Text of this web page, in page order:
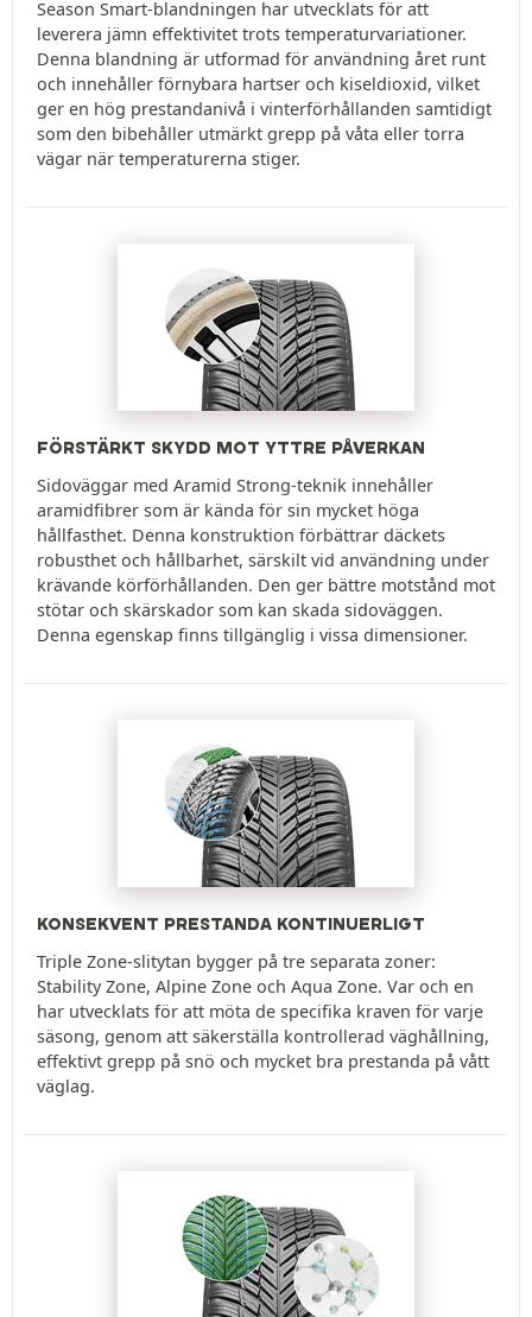
Season Smart-blandningen har utvecklats för att
leverera jämn effektivitet trots temperaturvariationer.
Denna blandning är utformad för användning året runt
och innehåller förnybara hartser och kiseldioxid, vilket
ger en hög prestandanivå i vinterförhållanden samtidigt
som den bibehåller utmärkt grepp på våta eller torra
vägar när temperaturerna stiger.
FÖRSTÄRKT SKYDD MOT YTTRE PÅVERKAN
Sidoväggar med Aramid Strong-teknik innehåller
aramidfibrer som är kända för sin mycket höga
hållfasthet. Denna konstruktion förbättrar däckets
robusthet och hållbarhet, särskilt vid användning under
krävande körförhållanden. Den ger bättre motstånd mot
stötar och skärskador som kan skada sidoväggen.
Denna egenskap finns tillgänglig i vissa dimensioner.
KONSEKVENT PRESTANDA KONTINUERLIGT
Triple Zone-slitytan bygger på tre separata zoner:
Stability Zone, Alpine Zone och Aqua Zone. Var och en
har utvecklats för att möta de specifika kraven för varje
säsong, genom att säkerställa kontrollerad väghållning,
effektivt grepp på snö och mycket bra prestanda på vått
väglag.